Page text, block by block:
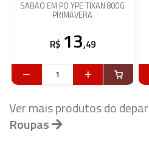
SABAO EM PO YPE TIXAN 800G
PRIMAVERA
R$ 13,49
Ver mais produtos do
Roupas